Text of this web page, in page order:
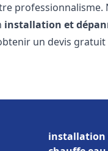
professionnalisme.
installation et
un devis gratuit
installation